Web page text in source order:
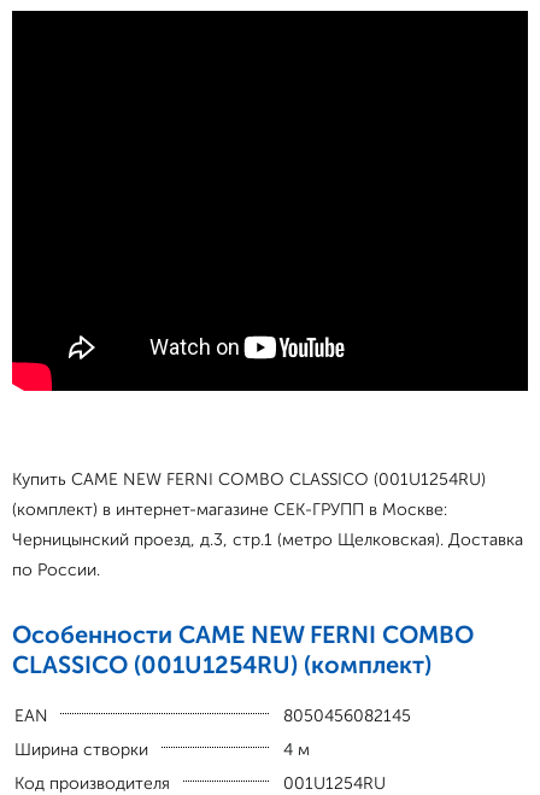
Купить CAME NEW FERNI COMBO CLASSICO (001U1254RU)
(комплект) в интернет-магазине СЕК-ГРУПП в Москве:
Черницынский проезд, д.3, стр.1 (метро Щелковская). Доставка
по России.
Особенности CAME NEW FERNI COMBO
CLASSICO (001U1254RU) (комплект)
EAN
8050456082145
Ширина створки
4 м
Код производителя
001U1254RU